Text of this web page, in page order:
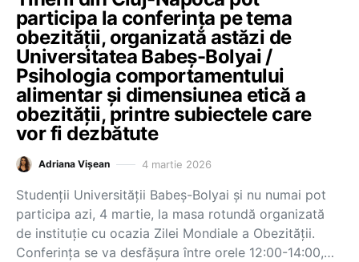
participa la conferința pe tema
obezității, organizată astăzi de
Universitatea Babeș-Bolyai /
Psihologia comportamentului
alimentar și dimensiunea etică a
obezității, printre subiectele care
vor fi dezbătute
Adriana Vișean 4 martie 2026
Studenții Universității Babeș-Bolyai și nu numai pot
participa azi, 4 martie, la masa rotundă organizată
de instituție cu ocazia Zilei Mondiale a Obezității.
Conferința se va desfășura între orele 12:00-14:00,…